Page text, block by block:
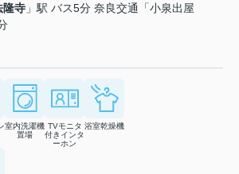
隆寺 」駅 バス5分 奈良交通「小泉出屋
室内洗濯機
置場
TVモニタ
付きインタ
ーホン
浴室乾燥機